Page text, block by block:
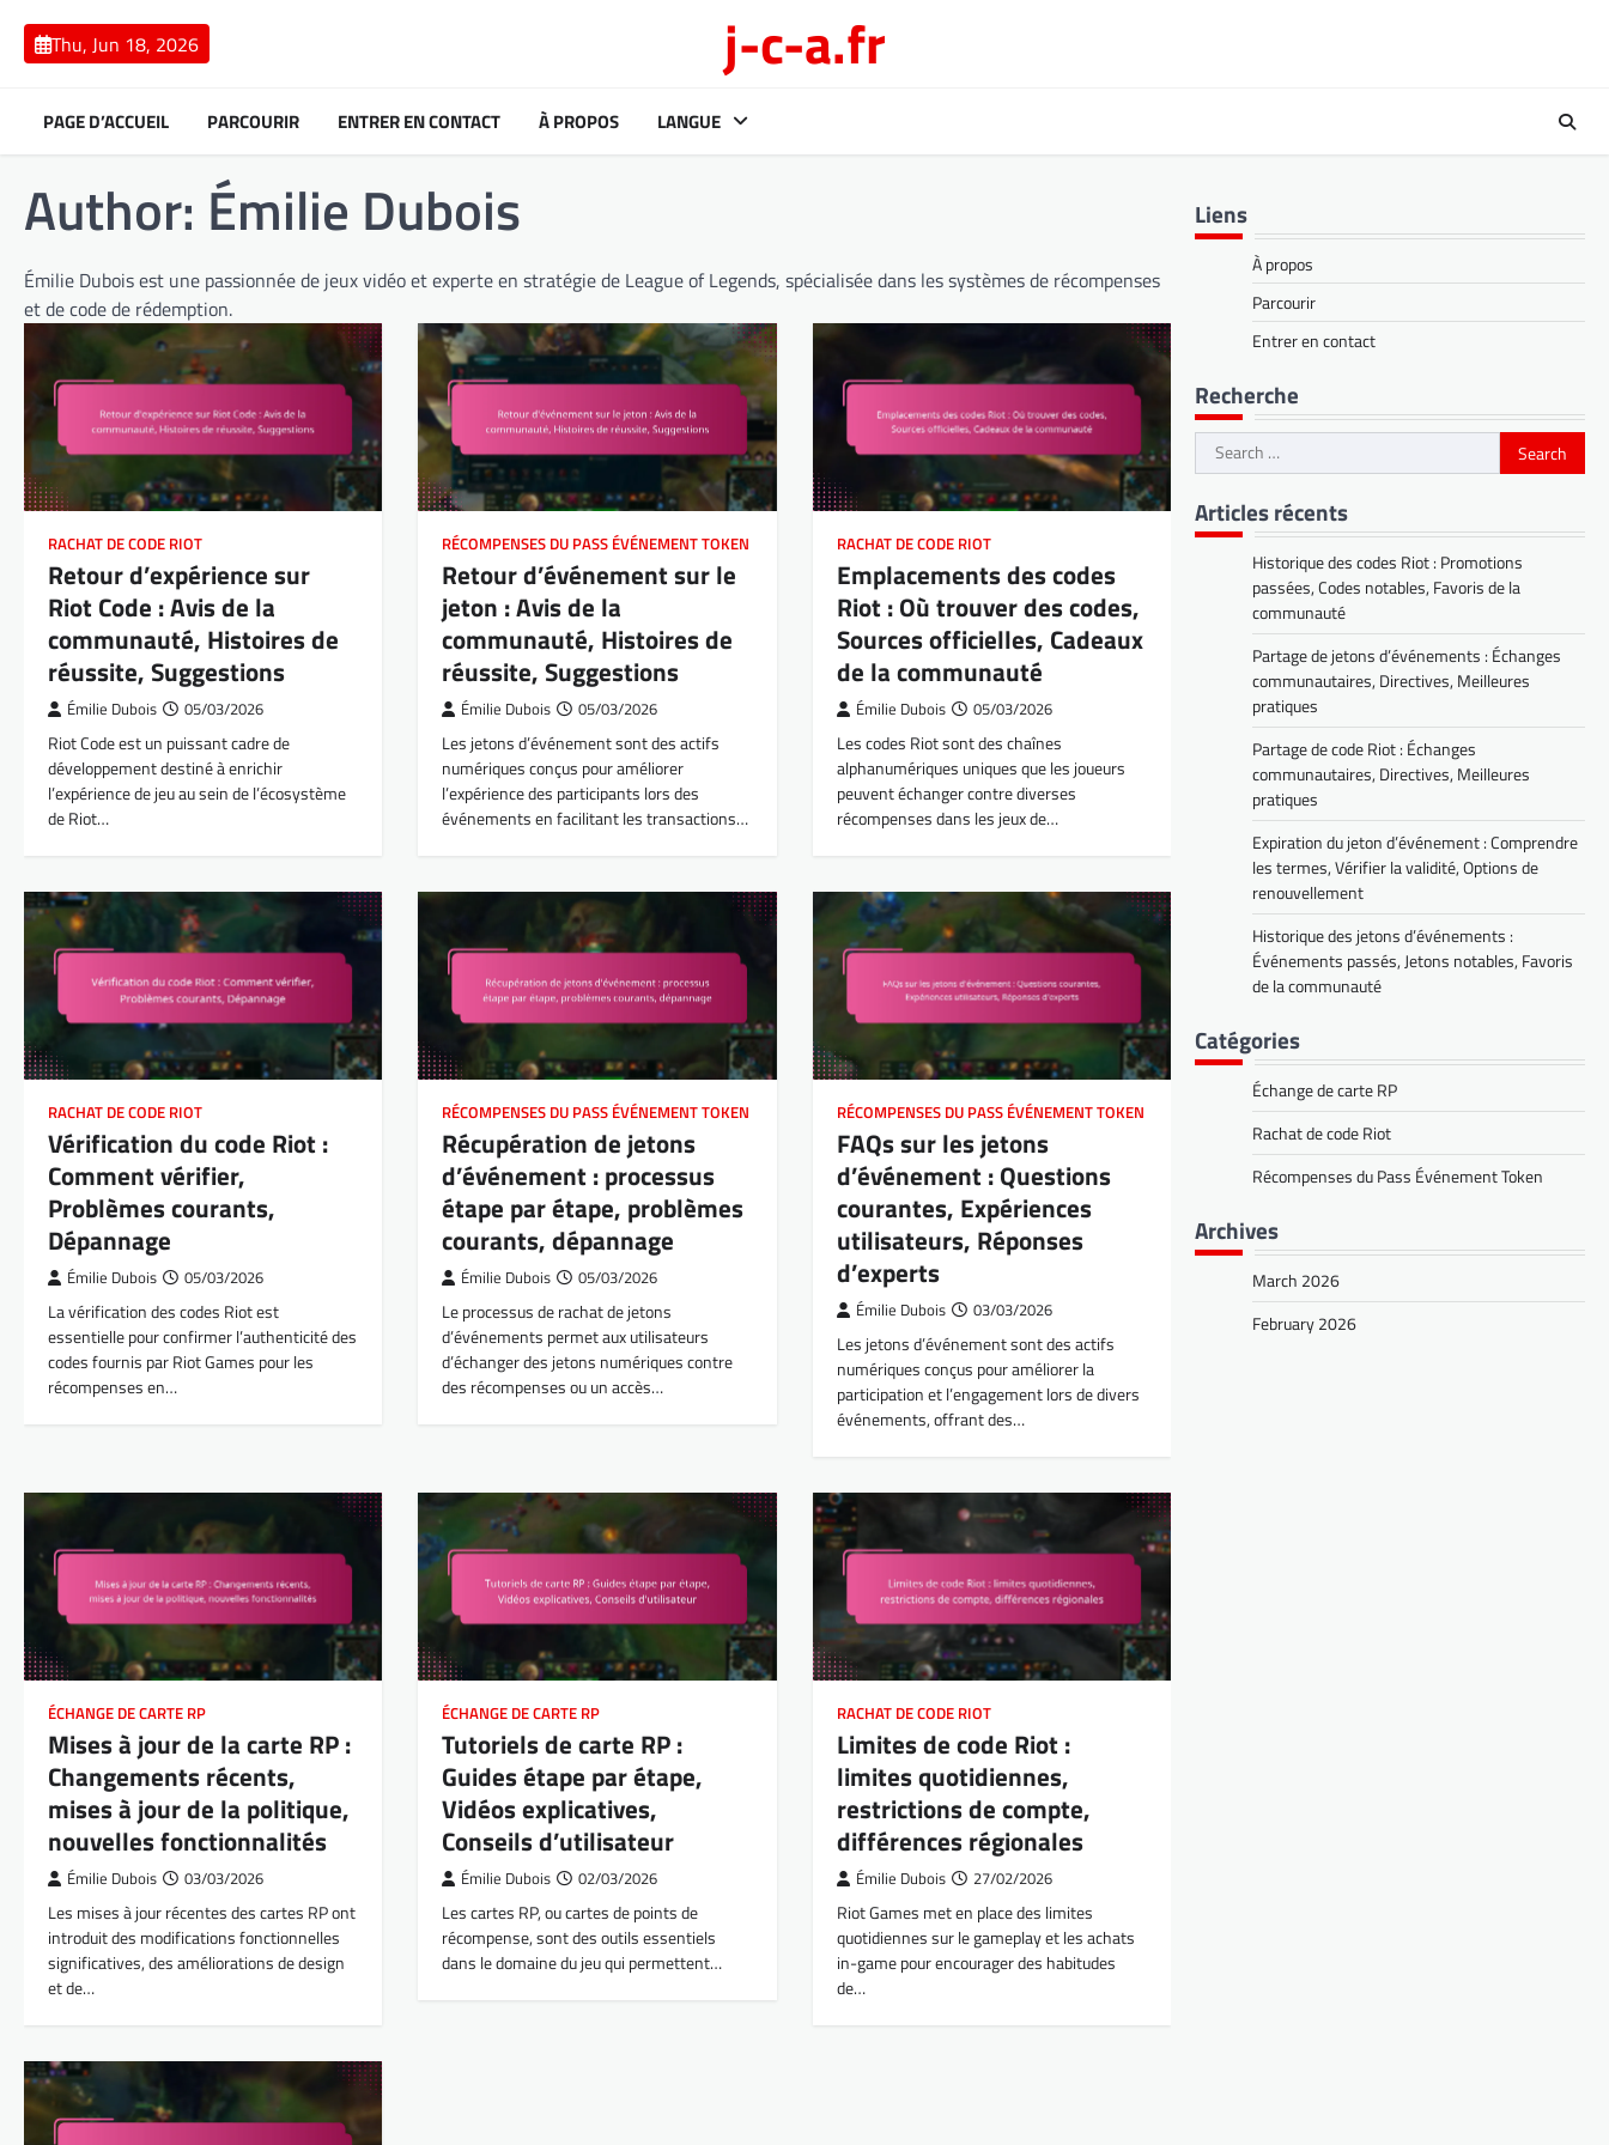
content
Thu, Jun 18, 2026 j-c-a.fr
PAGE D’ACCUEIL PARCOURIR ENTRER EN CONTACT À PROPOS LANGUE
Author: Émilie Dubois
Émilie Dubois est une passionnée de jeux vidéo et experte en stratégie de League of Legends, spécialisée dans les systèmes de récompenses
et de code de rédemption.
RACHAT DE CODE RIOT
Retour d’expérience sur
Riot Code : Avis de la
communauté, Histoires de
réussite, Suggestions
Émilie Dubois 05/03/2026
Riot Code est un puissant cadre de
développement destiné à enrichir
l’expérience de jeu au sein de l’écosystème
de Riot…
RÉCOMPENSES DU PASS ÉVÉNEMENT TOKEN
Retour d’événement sur le
jeton : Avis de la
communauté, Histoires de
réussite, Suggestions
Émilie Dubois 05/03/2026
Les jetons d’événement sont des actifs
numériques conçus pour améliorer
l’expérience des participants lors des
événements en facilitant les transactions…
RACHAT DE CODE RIOT
Emplacements des codes
Riot : Où trouver des codes,
Sources officielles, Cadeaux
de la communauté
Émilie Dubois 05/03/2026
Les codes Riot sont des chaînes
alphanumériques uniques que les joueurs
peuvent échanger contre diverses
récompenses dans les jeux de…
RACHAT DE CODE RIOT
Vérification du code Riot :
Comment vérifier,
Problèmes courants,
Dépannage
Émilie Dubois 05/03/2026
La vérification des codes Riot est
essentielle pour confirmer l’authenticité des
codes fournis par Riot Games pour les
récompenses en…
RÉCOMPENSES DU PASS ÉVÉNEMENT TOKEN
Récupération de jetons
d’événement : processus
étape par étape, problèmes
courants, dépannage
Émilie Dubois 05/03/2026
Le processus de rachat de jetons
d’événements permet aux utilisateurs
d’échanger des jetons numériques contre
des récompenses ou un accès…
RÉCOMPENSES DU PASS ÉVÉNEMENT TOKEN
FAQs sur les jetons
d’événement : Questions
courantes, Expériences
utilisateurs, Réponses
d’experts
Émilie Dubois 03/03/2026
Les jetons d’événement sont des actifs
numériques conçus pour améliorer la
participation et l’engagement lors de divers
événements, offrant des…
ÉCHANGE DE CARTE RP
Mises à jour de la carte RP :
Changements récents,
mises à jour de la politique,
nouvelles fonctionnalités
Émilie Dubois 03/03/2026
Les mises à jour récentes des cartes RP ont
introduit des modifications fonctionnelles
significatives, des améliorations de design
et de…
ÉCHANGE DE CARTE RP
Tutoriels de carte RP :
Guides étape par étape,
Vidéos explicatives,
Conseils d’utilisateur
Émilie Dubois 02/03/2026
Les cartes RP, ou cartes de points de
récompense, sont des outils essentiels
dans le domaine du jeu qui permettent…
RACHAT DE CODE RIOT
Limites de code Riot :
limites quotidiennes,
restrictions de compte,
différences régionales
Émilie Dubois 27/02/2026
Riot Games met en place des limites
quotidiennes sur le gameplay et les achats
in-game pour encourager des habitudes
de…
Liens
À propos
Parcourir
Entrer en contact
Recherche
Search
for:
Articles récents
Historique des codes Riot : Promotions
passées, Codes notables, Favoris de la
communauté
Partage de jetons d’événements : Échanges
communautaires, Directives, Meilleures
pratiques
Partage de code Riot : Échanges
communautaires, Directives, Meilleures
pratiques
Expiration du jeton d’événement : Comprendre
les termes, Vérifier la validité, Options de
renouvellement
Historique des jetons d’événements :
Événements passés, Jetons notables, Favoris
de la communauté
Catégories
Échange de carte RP
Rachat de code Riot
Récompenses du Pass Événement Token
Archives
March 2026
February 2026